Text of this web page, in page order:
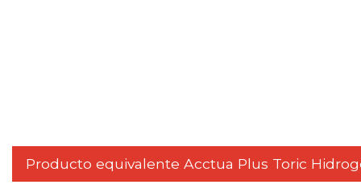
Producto equivalente Acctua Plus Toric